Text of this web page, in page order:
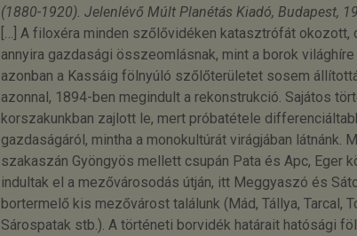
(1880-1920). Jelenlévő Múlt Planétás Kiadó, Budapest,
[…] A filoxéra minden szőlővidéken katasztrófát
annyira gazdasági összeomlásnak, mint a borok
azonban a Kassáig fölnyúló szőlőterületet sosem
azonnal, 1894-ben megindult a rekonstrukció. Sajátos
korszakunkban zajlott le, mert próbatétele
gazdaságáról, mintha a monokultúrát virágjában látnánk.
szakaszán Gyöngyös mellett csupán Pata és Apc, Eger
indultak el a mezővárosodás útján, itt Meggyaszó és
bortermelő kis mezővárost találunk (Mád, Tállya, Tarcal,
Sárospatak stb.). A történeti borvidék határait hatósági